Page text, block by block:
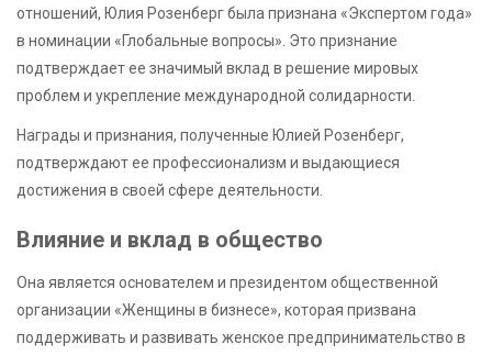
отношений, Юлия Розенберг была признана «Экспертом года»
в номинации «Глобальные вопросы». Это признание
подтверждает ее значимый вклад в решение мировых
проблем и укрепление международной солидарности.
Награды и признания, полученные Юлией Розенберг,
подтверждают ее профессионализм и выдающиеся
достижения в своей сфере деятельности.
Влияние и вклад в общество
Она является основателем и президентом общественной
организации «Женщины в бизнесе», которая призвана
поддерживать и развивать женское предпринимательство в